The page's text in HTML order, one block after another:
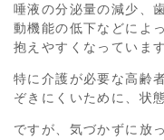
唾液の分泌量の減少、
動機能の低下などによ
抱えやすくなっています
特に介護が必要な高齢
ぞきにくいために、状
ですが、気づかずに放